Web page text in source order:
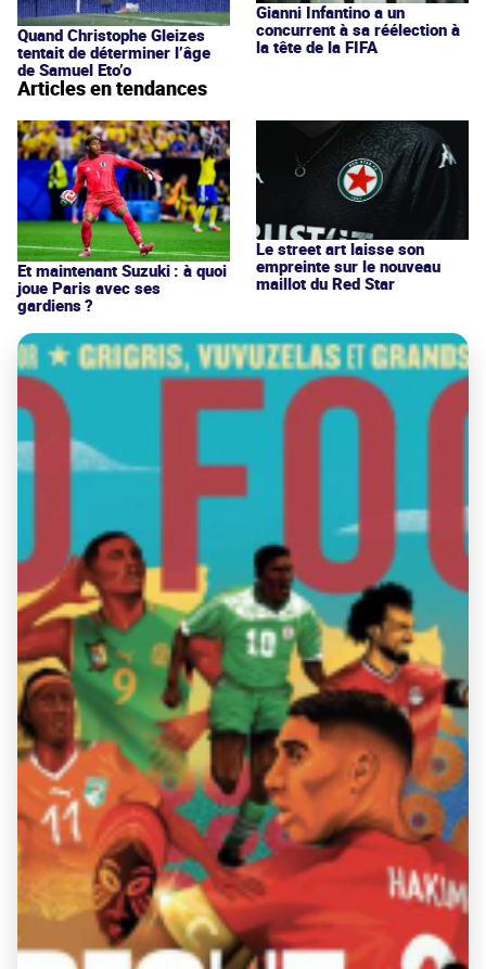
Quand Christophe Gleizes
tentait de déterminer l’âge
de Samuel Eto’o
Gianni Infantino a un
concurrent à sa réélection à
la tête de la FIFA
Articles en tendances
Et maintenant Suzuki : à quoi
joue Paris avec ses
gardiens ?
Le street art laisse son
empreinte sur le nouveau
maillot du Red Star